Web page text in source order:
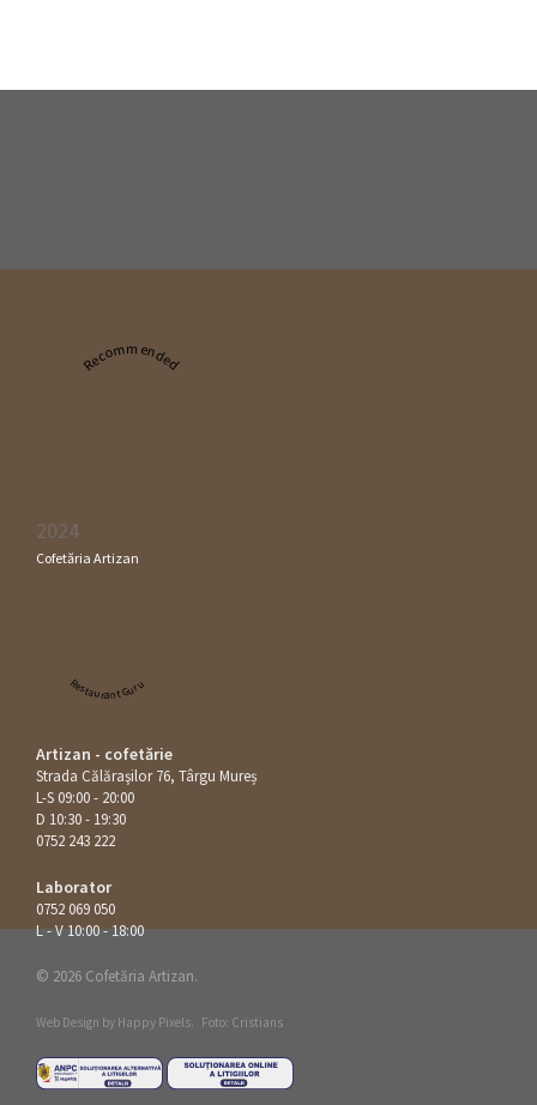
Recommended
2024
Cofetăria Artizan
Restaurant Guru
Artizan - cofetărie
Strada Călăraşilor 76, Târgu Mureș
L-S 09:00 - 20:00
D 10:30 - 19:30
0752 243 222
Laborator
0752 069 050
L - V 10:00 - 18:00
© 2026 Cofetăria Artizan.
Web Design by Happy Pixels. Foto: Cristians